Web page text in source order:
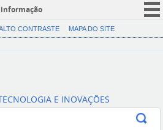
informação
CORONAVÍRUS (COVID-19)
Canais
CONTRASTE MAPA DO SITE
E INOVAÇÕES